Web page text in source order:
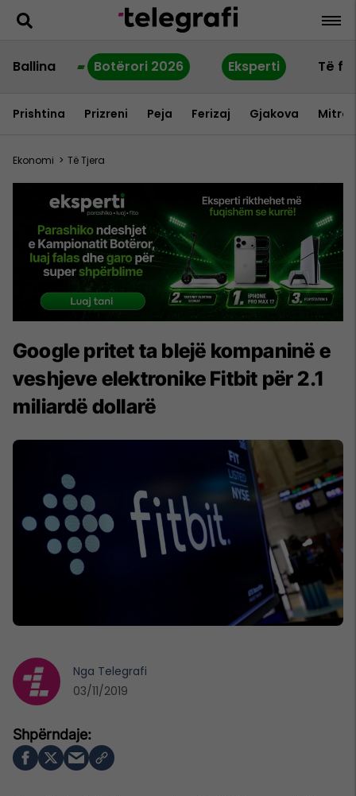
Ballina Botërori 2026 Eksperti Të
Prishtina Prizreni Peja Ferizaj Gjakova
Ekonomi > Të Tjera
Google pritet ta blejë kompaninë e
veshjeve elektronike Fitbit për 2.1
miliardë dollarë
Nga Telegrafi
03/11/2019